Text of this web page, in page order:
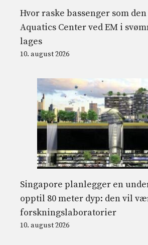
Hvor raske bassenger som
Aquatics Center ved EM i
lages
10. august 2026
Singapore planlegger en
opptil 80 meter dyp: den vil
forskningslaboratorier
10. august 2026